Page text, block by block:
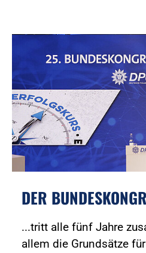
DER
...tritt alle fünf Jahre
allem die Grundsätze